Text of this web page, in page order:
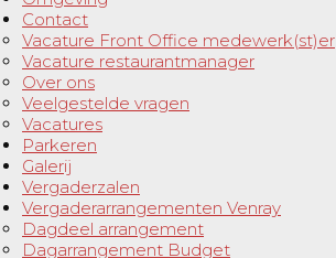
Contact
Vacature Front Office medewerk(st)er
Vacature restaurantmanager
Over ons
Veelgestelde vragen
Vacatures
Parkeren
Galerij
Vergaderzalen
Vergaderarrangementen Venray
Dagdeel arrangement
Dagarrangement Budget